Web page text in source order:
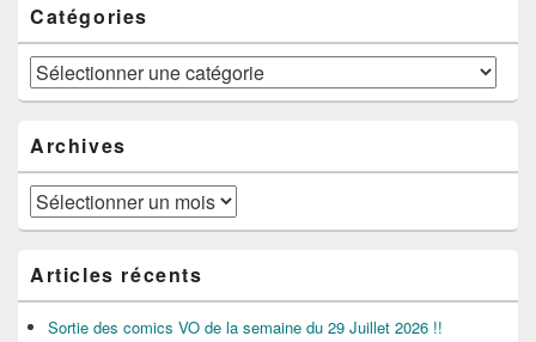
Catégories
Catégories
Archives
Archives
Articles récents
Sortie des comics VO de la semaine du 29 Juillet 2026 !!